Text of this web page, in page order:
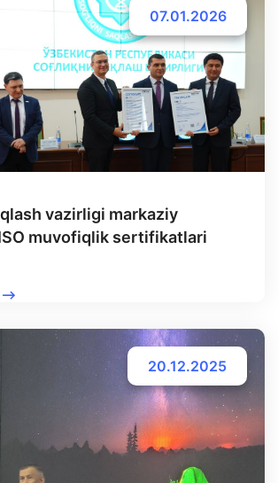
07.01.2026
vazirligi markaziy
muvofiqlik sertifikatlari
20.12.2025